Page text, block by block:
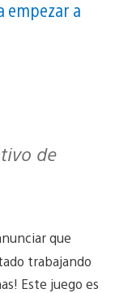
empezar a
de
que
trabajando
Este juego es